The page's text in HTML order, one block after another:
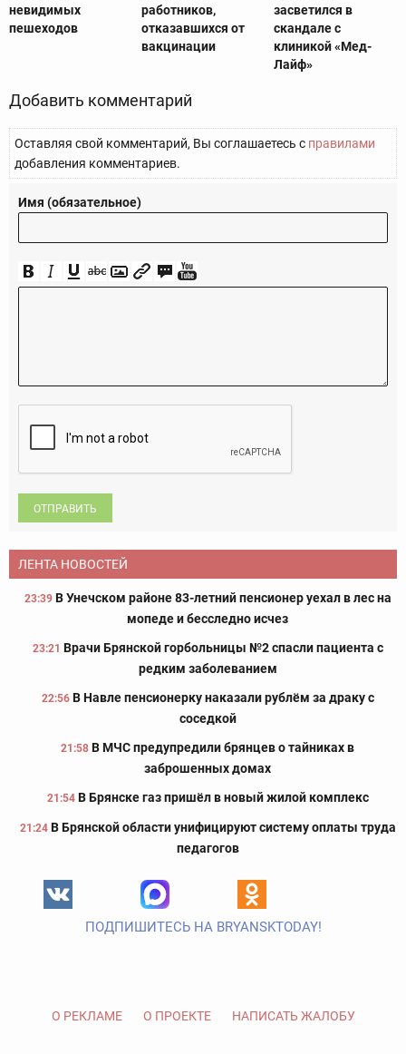
невидимых
пешеходов
работников,
отказавшихся от
вакцинации
засветился в
скандале с
клиникой «Мед-
Лайф»
Добавить комментарий
Оставляя свой комментарий, Вы соглашаетесь с правилами
добавления комментариев.
Имя (обязательное)
ОТПРАВИТЬ
ЛЕНТА НОВОСТЕЙ
23:39 В Унечском районе 83-летний пенсионер уехал в лес на
мопеде и бесследно исчез
23:21 Врачи Брянской горбольницы №2 спасли пациента с
редким заболеванием
22:56 В Навле пенсионерку наказали рублём за драку с
соседкой
21:58 В МЧС предупредили брянцев о тайниках в
заброшенных домах
21:54 В Брянске газ пришёл в новый жилой комплекс
21:24 В Брянской области унифицируют систему оплаты труда
педагогов
ПОДПИШИТЕСЬ НА BRYANSKTODAY!
О РЕКЛАМЕ О ПРОЕКТЕ НАПИСАТЬ ЖАЛОБУ